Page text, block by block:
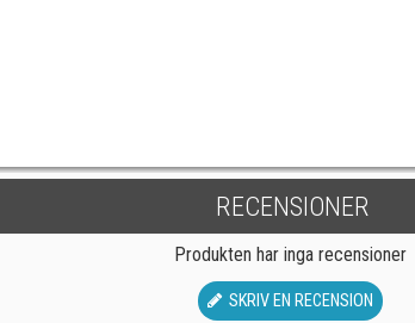
RECENSIONER
Produkten har inga recensioner
SKRIV EN RECENSION